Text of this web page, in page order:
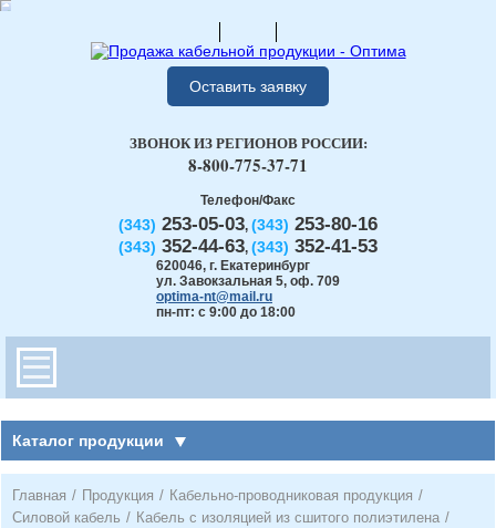
Оставить заявку
Телефон/Факс
(343) 253-05-03, (343) 253-80-16
(343) 352-44-63, (343) 352-41-53
620046, г. Екатеринбург
ул. Завокзальная 5, оф. 709
optima-nt@mail.ru
пн-пт: с 9:00 до 18:00
ЗВОНОК ИЗ РЕГИОНОВ РОССИИ:
8-800-775-37-71
Каталог продукции
Главная / Продукция / Кабельно-проводниковая продукция /
Силовой кабель / Кабель с изоляцией из сшитого полиэтилена /